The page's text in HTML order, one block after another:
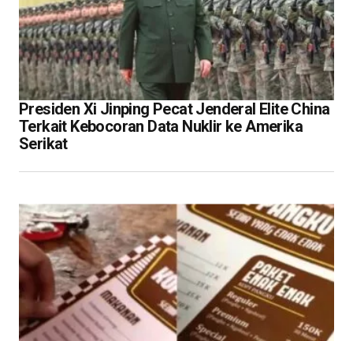
Presiden Xi Jinping Pecat Jenderal Elite China
Terkait Kebocoran Data Nuklir ke Amerika
Serikat